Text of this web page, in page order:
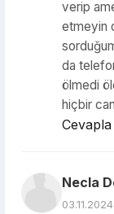
verip
etmeyin
da
ölmedi
hiçbir
Cevapla
Necla